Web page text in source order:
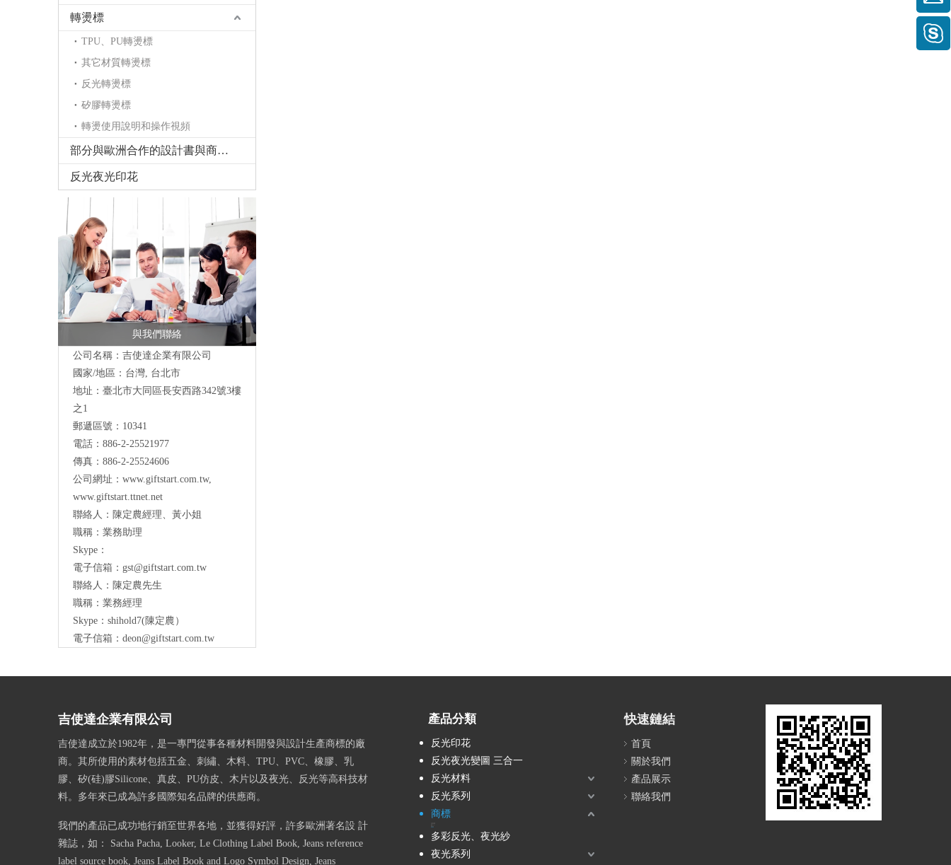
轉燙標
TPU、PU轉燙標
其它材質轉燙標
反光轉燙標
矽膠轉燙標
轉燙使用說明和操作視頻
部分與歐洲合作的設計書與商標書
反光夜光印花
與我們聯絡
公司名稱：吉使達企業有限公司
國家/地區：台灣, 台北市
地址：臺北市大同區長安西路342號3樓
之1
郵遞區號：10341
電話：886-2-25521977
傳真：886-2-25524606
公司網址： www.giftstart.com.tw,
www.giftstart.ttnet.net
聯絡人：陳定農經理、黃小姐
職稱：業務助理
Skype：
電子信箱： gst@giftstart.com.tw
聯絡人：陳定農先生
職稱：業務經理
Skype：shihold7(陳定農）
電子信箱： deon@giftstart.com.tw
吉使達企業有限公司
吉使達成立於1982年，是一專門從事各種材料開發與設計生產商標的廠
商。其所使用的素材包括五金、刺繡、木料、TPU、PVC、橡膠、乳
膠、矽(硅)膠Silicone、真皮、PU仿皮、木片以及夜光、反光等高科技材
料。多年來已成為許多國際知名品牌的供應商。
我們的產品已成功地行銷至世界各地，並獲得好評，許多歐洲著名設 計
雜誌，如： Sacha Pacha, Looker, Le Clothing Label Book, Jeans reference
label source book, Jeans Label Book and Logo Symbol Design, Jeans
產品分類
反光印花
反光夜光變圖 三合一
反光材料
反光系列
商標
多彩反光、夜光紗
夜光系列
快速鏈結
首頁
關於我們
產品展示
聯絡我們